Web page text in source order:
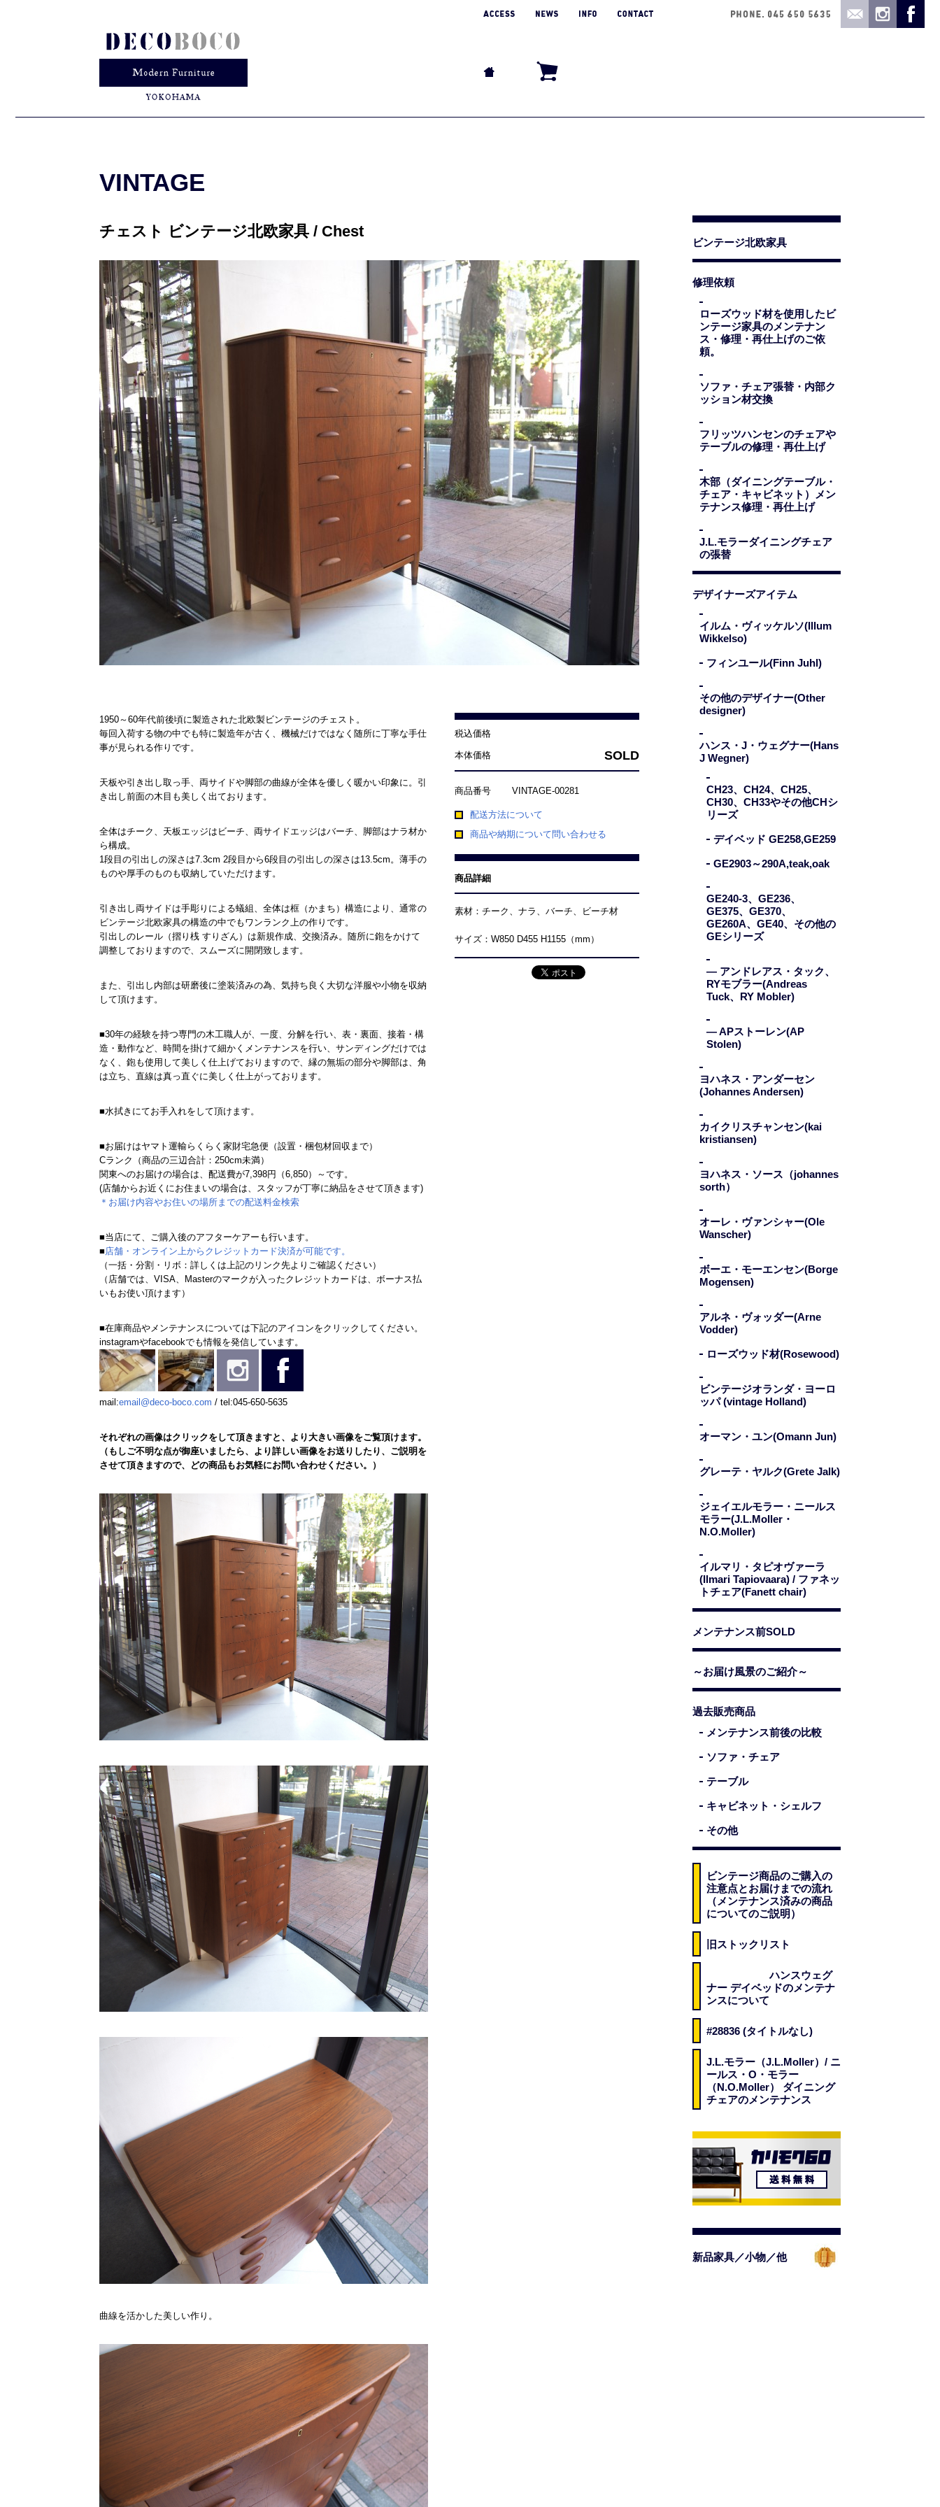
VINTAGE
チェスト ビンテージ北欧家具 / Chest
1950～60年代前後頃に製造された北欧製ビンテージのチェスト。
毎回入荷する物の中でも特に製造年が古く、機械だけではなく随所に丁寧な手仕
事が見られる作りです。
天板や引き出し取っ手、両サイドや脚部の曲線が全体を優しく暖かい印象に。引
き出し前面の木目も美しく出ております。
全体はチーク、天板エッジはビーチ、両サイドエッジはバーチ、脚部はナラ材か
ら構成。
1段目の引出しの深さは7.3cm 2段目から6段目の引出しの深さは13.5cm。薄手の
ものや厚手のものも収納していただけます。
引き出し両サイドは手彫りによる蟻組、全体は框（かまち）構造により、通常の
ビンテージ北欧家具の構造の中でもワンランク上の作りです。
引出しのレール（摺り桟 すりざん）は新規作成、交換済み。随所に鉋をかけて
調整しておりますので、スムーズに開閉致します。
また、引出し内部は研磨後に塗装済みの為、気持ち良く大切な洋服や小物を収納
して頂けます。
■30年の経験を持つ専門の木工職人が、一度、分解を行い、表・裏面、接着・構
造・動作など、時間を掛けて細かくメンテナンスを行い、サンディングだけでは
なく、鉋も使用して美しく仕上げておりますので、縁の無垢の部分や脚部は、角
は立ち、直線は真っ直ぐに美しく仕上がっております。
■水拭きにてお手入れをして頂けます。
■お届けはヤマト運輸らくらく家財宅急便（設置・梱包材回収まで）
Cランク（商品の三辺合計：250cm未満）
関東へのお届けの場合は、配送費が7,398円（6,850）～です。
(店舗からお近くにお住まいの場合は、スタッフが丁寧に納品をさせて頂きます)
＊お届け内容やお住いの場所までの配送料金検索
■当店にて、ご購入後のアフターケアーも行います。
■店舗・オンライン上からクレジットカード決済が可能です。
（一括・分割・リボ：詳しくは上記のリンク先よりご確認ください）
（店舗では、VISA、Masterのマークが入ったクレジットカードは、ボーナス払
いもお使い頂けます）
■在庫商品やメンテナンスについては下記のアイコンをクリックしてください。
instagramやfacebookでも情報を発信しています。
mail:email@deco-boco.com / tel:045-650-5635
それぞれの画像はクリックをして頂きますと、より大きい画像をご覧頂けます。
（もしご不明な点が御座いましたら、より詳しい画像をお送りしたり、ご説明を
させて頂きますので、どの商品もお気軽にお問い合わせください。）
曲線を活かした美しい作り。
税込価格
本体価格 SOLD
商品番号 VINTAGE-00281
配送方法について
商品や納期について問い合わせる
商品詳細
素材：チーク、ナラ、バーチ、ビーチ材
サイズ：W850 D455 H1155（mm）
ビンテージ北欧家具
修理依頼
ローズウッド材を使用したビ
ンテージ家具のメンテナン
ス・修理・再仕上げのご依
頼。
ソファ・チェア張替・内部ク
ッション材交換
フリッツハンセンのチェアや
テーブルの修理・再仕上げ
木部（ダイニングテーブル・
チェア・キャビネット）メン
テナンス修理・再仕上げ
J.L.モラーダイニングチェア
の張替
デザイナーズアイテム
イルム・ヴィッケルソ(Illum
Wikkelso)
フィンユール(Finn Juhl)
その他のデザイナー(Other
designer)
ハンス・J・ウェグナー(Hans
J Wegner)
CH23、CH24、CH25、
CH30、CH33やその他CHシ
リーズ
デイベッド GE258,GE259
GE2903～290A,teak,oak
GE240-3、GE236、
GE375、GE370、
GE260A、GE40、その他の
GEシリーズ
— アンドレアス・タック、
RYモブラー(Andreas
Tuck、RY Mobler)
— APストーレン(AP
Stolen)
ヨハネス・アンダーセン
(Johannes Andersen)
カイクリスチャンセン(kai
kristiansen)
ヨハネス・ソース（johannes
sorth）
オーレ・ヴァンシャー(Ole
Wanscher)
ボーエ・モーエンセン(Borge
Mogensen)
アルネ・ヴォッダー(Arne
Vodder)
ローズウッド材(Rosewood)
ビンテージオランダ・ヨーロ
ッパ (vintage Holland)
オーマン・ユン(Omann Jun)
グレーテ・ヤルク(Grete Jalk)
ジェイエルモラー・ニールス
モラー(J.L.Moller・
N.O.Moller)
イルマリ・タピオヴァーラ
(Ilmari Tapiovaara) / ファネッ
トチェア(Fanett chair)
メンテナンス前SOLD
～お届け風景のご紹介～
過去販売商品
メンテナンス前後の比較
ソファ・チェア
テーブル
キャビネット・シェルフ
その他
ビンテージ商品のご購入の
注意点とお届けまでの流れ
（メンテナンス済みの商品
についてのご説明）
旧ストックリスト
ハンスウェグ
ナー デイベッドのメンテナ
ンスについて
#28836 (タイトルなし)
J.L.モラー（J.L.Moller）/ ニ
ールス・O・モラー
（N.O.Moller） ダイニング
チェアのメンテナンス
新品家具／小物／他